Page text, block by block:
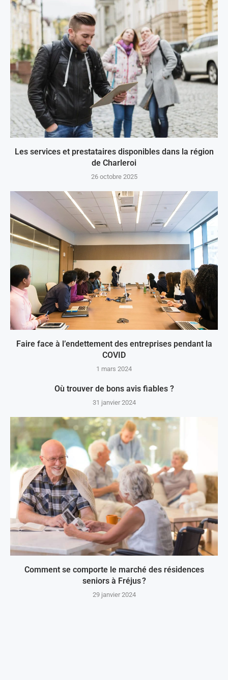
Les services et prestataires disponibles dans la région
de Charleroi
26 octobre 2025
Faire face à l’endettement des entreprises pendant la
COVID
1 mars 2024
Où trouver de bons avis fiables ?
31 janvier 2024
Comment se comporte le marché des résidences
seniors à Fréjus ?
29 janvier 2024